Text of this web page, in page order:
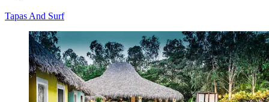
Tapas And Surf